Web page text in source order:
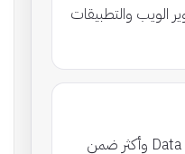
الويب والتطبيقات
تحليل بيانات، Data Science، BI وأكثر ضمن